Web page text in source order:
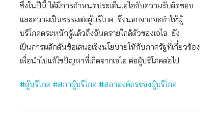
ซึ่งในปีนี้ ได้มีการกำหนดประเด็นเอไอกับความรับผิดชอบ
และความเป็นธรรมต่อผู้บริโภค ซึ่งนอกจากจะทำให้ผู้
บริโภคตระหนักรู้แล้วถึงอันตรายใกล้ตัวของเอไอ ยัง
เป็นการผลักดันข้อเสนอเชิงนโยบายให้กับภาครัฐที่เกี่ยวข้อง
เพื่อนําไปแก้ไขปัญหาที่เกิดจากเอไอ ต่อผู้บริโภคต่อไป
#ผู้บริโภค #สภาผู้บริโภค #สภาองค์กรของผู้บริโภค